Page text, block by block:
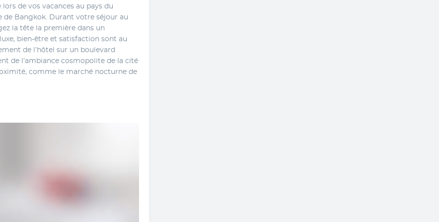
de vos vacances au pays du
de Bangkok. Durant votre séjour au
la tête la première dans un
bien-être et satisfaction sont au
de l’hôtel sur un boulevard
de l’ambiance cosmopolite de la cité
comme le marché nocturne de